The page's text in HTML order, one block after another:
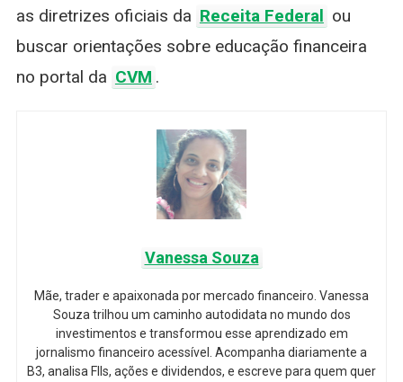
as diretrizes oficiais da Receita Federal ou
buscar orientações sobre educação financeira
no portal da CVM .
Vanessa Souza
Mãe, trader e apaixonada por mercado financeiro. Vanessa
Souza trilhou um caminho autodidata no mundo dos
investimentos e transformou esse aprendizado em
jornalismo financeiro acessível. Acompanha diariamente a
B3, analisa FIIs, ações e dividendos, e escreve para quem quer